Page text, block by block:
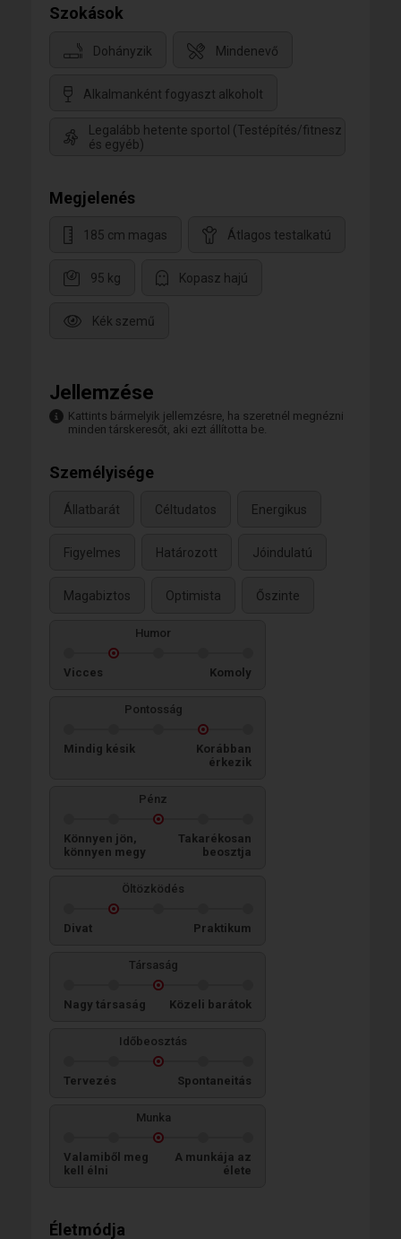
Szokások
Dohányzik Mindenevő
Alkalmanként fogyaszt alkoholt
Legalább hetente sportol (Testépítés/fitnesz
és egyéb)
Megjelenés
185 cm magas Átlagos testalkatú
95 kg Kopasz hajú
Kék szemű
Jellemzése
Kattints bármelyik jellemzésre, ha szeretnél megnézni
minden társkeresőt, aki ezt állította be.
Személyisége
Állatbarát Céltudatos Energikus
Figyelmes Határozott Jóindulatú
Magabiztos Optimista Őszinte
Humor
Vicces Komoly
Pontosság
Mindig késik
Korábban
érkezik
Pénz
Könnyen jön,
könnyen megy
Takarékosan
beosztja
Öltözködés
Divat Praktikum
Társaság
Nagy társaság Közeli barátok
Időbeosztás
Tervezés Spontaneitás
Munka
Valamiből meg
kell élni
A munkája az
élete
Életmódja